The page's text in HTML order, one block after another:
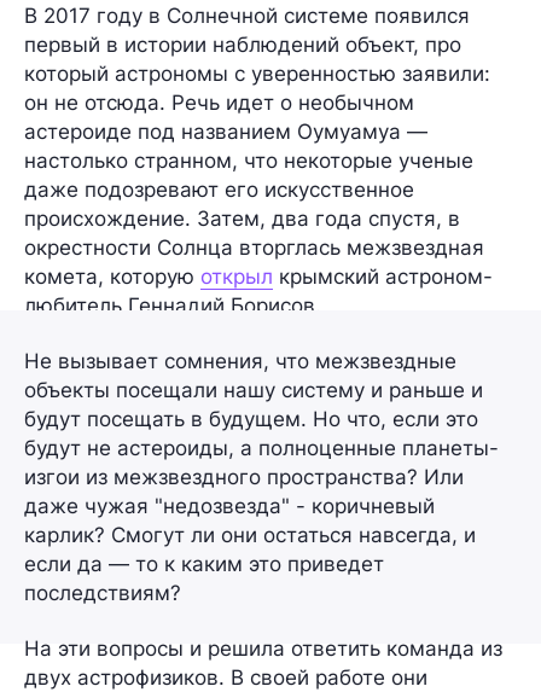
В 2017 году в Солнечной системе появился
первый в истории наблюдений объект, про
который астрономы с уверенностью заявили:
он не отсюда. Речь идет о необычном
астероиде под названием Оумуамуа —
настолько странном, что некоторые ученые
даже подозревают его искусственное
происхождение. Затем, два года спустя, в
окрестности Солнца вторглась межзвездная
комета, которую открыл крымский астроном-
любитель Геннадий Борисов.
Не вызывает сомнения, что межзвездные
объекты посещали нашу систему и раньше и
будут посещать в будущем. Но что, если это
будут не астероиды, а полноценные планеты-
изгои из межзвездного пространства? Или
даже чужая "недозвезда" - коричневый
карлик? Смогут ли они остаться навсегда, и
если да — то к каким это приведет
последствиям?
На эти вопросы и решила ответить команда из
двух астрофизиков. В своей работе они